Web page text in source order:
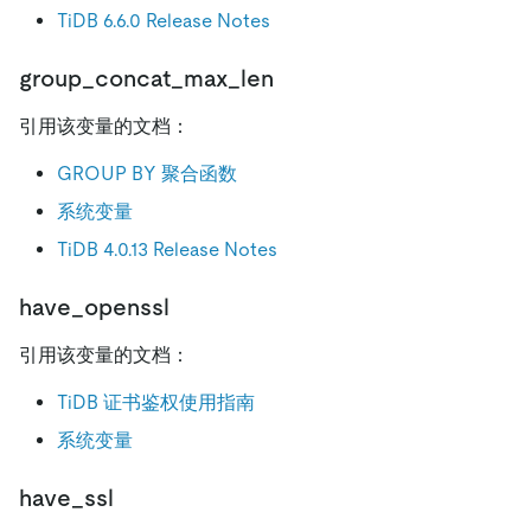
TiDB 6.6.0 Release Notes
group_concat_max_len
引用该变量的文档：
GROUP BY 聚合函数
系统变量
TiDB 4.0.13 Release Notes
have_openssl
引用该变量的文档：
TiDB 证书鉴权使用指南
系统变量
have_ssl